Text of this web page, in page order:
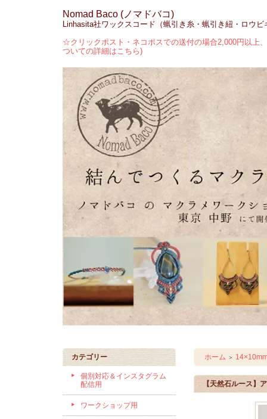
Nomad Baco (ノマドバコ)
Linhasita社ワックスコード（蝋引き糸・蝋引き紐・ロウ
☆クリックポスト・ネコポスでの送付の場合2,000円以上
ついての詳細はこちら)
カテゴリー
個別対応＆インスタグラム
配信用
ワークショップ用
ホーム ＞
【天然石ルース】